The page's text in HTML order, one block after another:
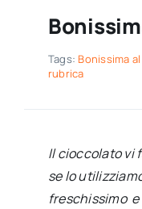
Tags: Bonissima
rubrica
Il cioccolato vi
se lo
freschissimo